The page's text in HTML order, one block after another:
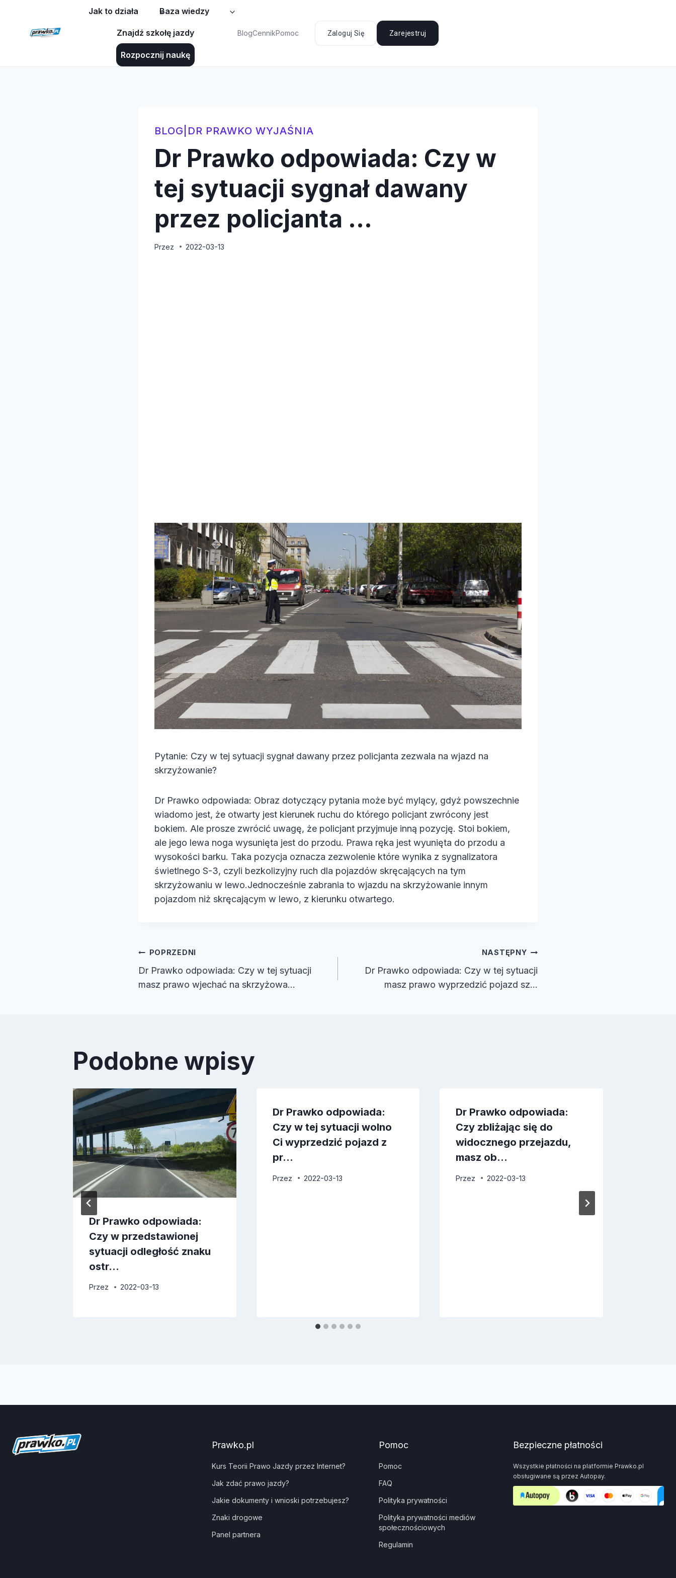
Jak to działa Baza wiedzy
Znajdź szkołę jazdy
Rozpocznij naukę
BlogCennikPomoc Zaloguj Się Zarejestruj
BLOG DR PRAWKO WYJAŚNIA
Dr Prawko odpowiada: Czy w
tej sytuacji sygnał dawany
przez policjanta …
Przez 2022-03-13
Pytanie: Czy w tej sytuacji sygnał dawany przez policjanta zezwala na wjazd na
skrzyżowanie?
Dr Prawko odpowiada: Obraz dotyczący pytania może być mylący, gdyż powszechnie
wiadomo jest, że otwarty jest kierunek ruchu do którego policjant zwrócony jest
bokiem. Ale prosze zwrócić uwagę, że policjant przyjmuje inną pozycję. Stoi bokiem,
ale jego lewa noga wysunięta jest do przodu. Prawa ręka jest wyunięta do przodu a
wysokości barku. Taka pozycja oznacza zezwolenie które wynika z sygnalizatora
świetlnego S-3, czyli bezkolizyjny ruch dla pojazdów skręcających na tym
skrzyżowaniu w lewo.Jednocześnie zabrania to wjazdu na skrzyżowanie innym
pojazdom niż skręcającym w lewo, z kierunku otwartego.
Nawigacja
wpisu
POPRZEDNI
Dr Prawko odpowiada: Czy w tej sytuacji
masz prawo wjechać na skrzyżowa…
NASTĘPNY
Dr Prawko odpowiada: Czy w tej sytuacji
masz prawo wyprzedzić pojazd sz…
Podobne wpisy
Dr Prawko odpowiada:
Czy w przedstawionej
sytuacji odległość znaku
ostr…
Przez 2022-03-13
Dr Prawko odpowiada:
Czy w tej sytuacji wolno
Ci wyprzedzić pojazd z
pr…
Przez 2022-03-13
Dr Prawko odpowiada:
Czy zbliżając się do
widocznego przejazdu,
masz ob…
Przez 2022-03-13
Prawko.pl
Kurs Teorii Prawo Jazdy przez Internet?
Jak zdać prawo jazdy?
Jakie dokumenty i wnioski potrzebujesz?
Znaki drogowe
Panel partnera
Pomoc
Pomoc
FAQ
Polityka prywatności
Polityka prywatności mediów
społecznościowych
Regulamin
Bezpieczne płatności
Wszystkie płatności na platformie Prawko.pl
obsługiwane są przez Autopay.